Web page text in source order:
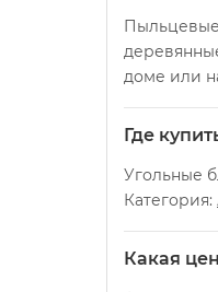
Пыльцевые
доме или
Где
Угольные
Категория:
Какая